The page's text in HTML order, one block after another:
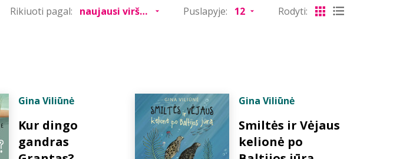
Rikiuoti pagal: Puslapyje: Rodyti:
Gina Viliūnė
Kur dingo
gandras
Gina Viliūnė
Smiltės ir Vėjaus
kelionė po